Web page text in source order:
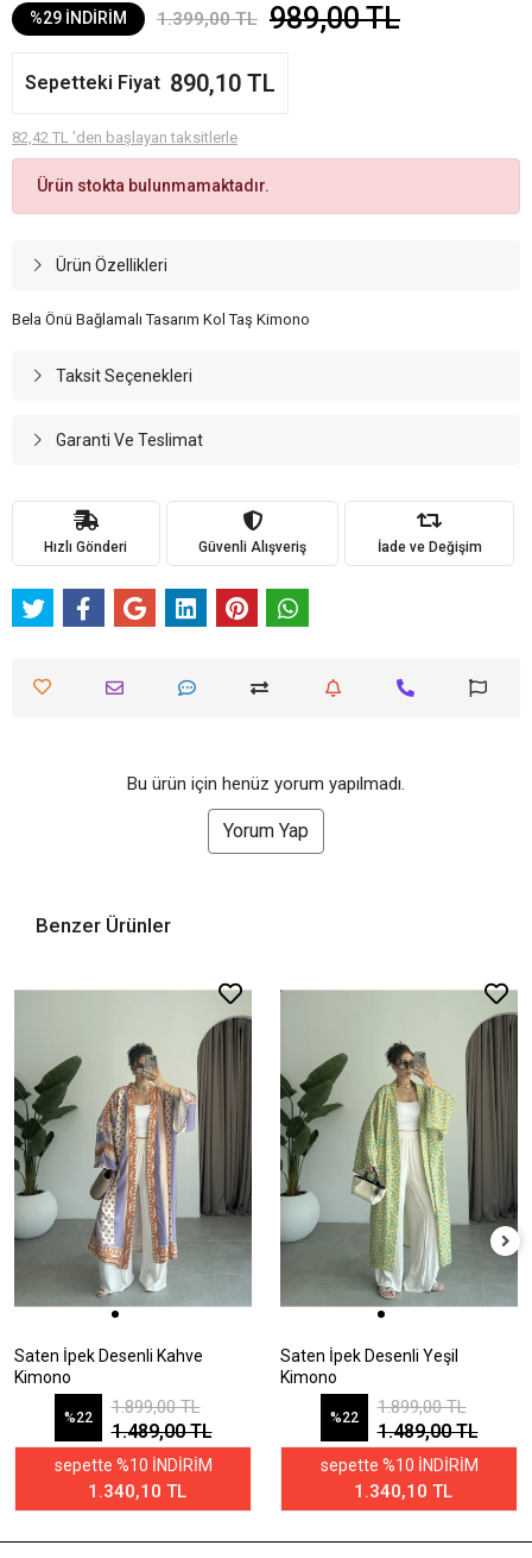
%29 İNDİRİM 1.399,00 TL 989,00 TL
Sepetteki Fiyat 890,10 TL
82,42 TL 'den başlayan taksitlerle
Ürün stokta bulunmamaktadır.
Ürün Özellikleri
Bela Önü Bağlamalı Tasarım Kol Taş Kimono
Taksit Seçenekleri
Garanti Ve Teslimat
Hızlı Gönderi Güvenli Alışveriş İade ve Değişim
Bu ürün için henüz yorum yapılmadı.
Yorum Yap
Benzer Ürünler
Saten İpek Desenli Kahve
Kimono
%22
1.899,00 TL
1.489,00 TL
sepette %10 İNDİRİM
1.340,10 TL
Saten İpek Desenli Yeşil
Kimono
%22
1.899,00 TL
1.489,00 TL
sepette %10 İNDİRİM
1.340,10 TL